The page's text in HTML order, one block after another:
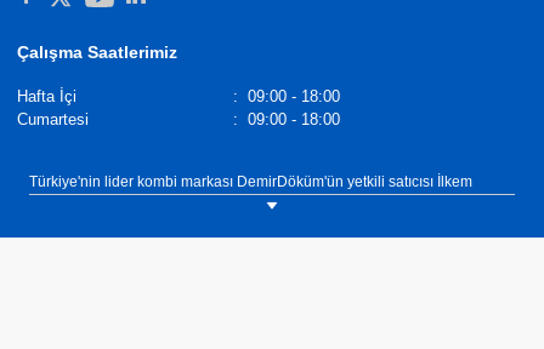
Çalışma Saatlerimiz
Hafta İçi : 09:00 - 18:00
Cumartesi
: 09:00 - 18:00
Türkiye'nin lider kombi markası DemirDöküm'ün yetkili satıcısı İlkem
Klima, Gaziantep ili Şehitkamil ilçesi dahil tüm yurtta yaygın servis ağı ve